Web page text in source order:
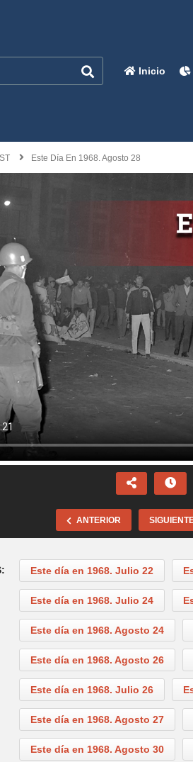
Inicio
Este Día En 1968. Agosto 28
ANTERIOR
día en 1968. Septiembre 2
Este día en 1968. Julio 22
Este día en 1968. Julio 24
Este día en 1968. Agosto 24
Este día en 1968. Agosto 26
Este día en 1968. Julio 26
Este día en 1968. Agosto 27
Este día en 1968. Agosto 30